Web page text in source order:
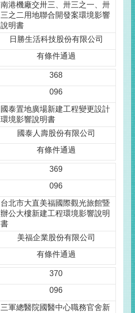
南港機廠交卅三、卅三之一、卅
三之二用地聯合開發案環境影響
說明書
日勝生活科技股份有限公司
有條件通過
368
096
國泰置地廣場新建工程變更設計
環境影響說明書
國泰人壽股份有限公司
有條件通過
369
096
台北市大直美福國際觀光旅館暨
辦公大樓新建工程環境影響說明
書
美福企業股份有限公司
有條件通過
370
096
三軍總醫院國醫中心職務官舍新